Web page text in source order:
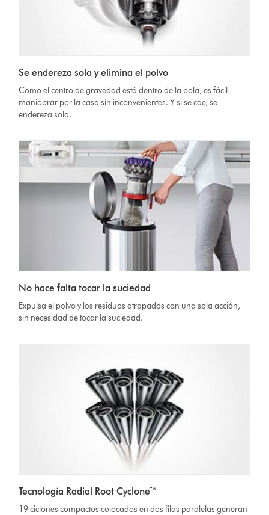
Se endereza sola y elimina el polvo
Como el centro de gravedad está dentro de la bola, es fácil
maniobrar por la casa sin inconvenientes. Y si se cae, se
endereza sola.
No hace falta tocar la suciedad
Expulsa el polvo y los residuos atrapados con una sola acción,
sin necesidad de tocar la suciedad.
Tecnología Radial Root Cyclone™
19 ciclones compactos colocados en dos filas paralelas generan